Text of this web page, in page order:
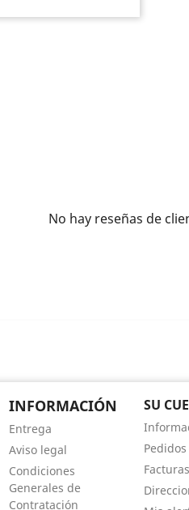
No hay reseñas de
INFORMACIÓN
Entrega
Aviso legal
Condiciones
Generales de
Contratación
SU
Pedidos